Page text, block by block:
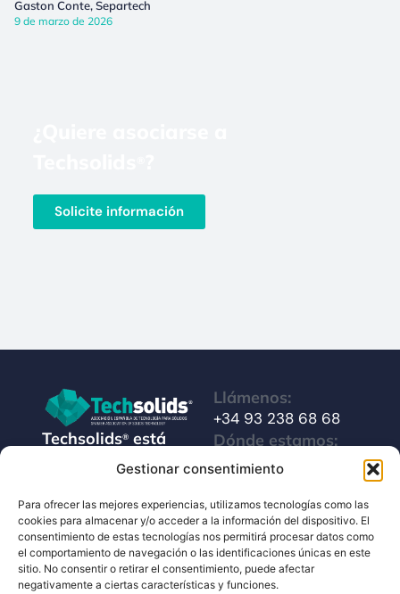
Gestionar consentimiento
Para ofrecer las mejores experiencias, utilizamos tecnologías como las
cookies para almacenar y/o acceder a la información del dispositivo. El
consentimiento de estas tecnologías nos permitirá procesar datos como
el comportamiento de navegación o las identificaciones únicas en este
sitio. No consentir o retirar el consentimiento, puede afectar
negativamente a ciertas características y funciones.
Gaston Conte, Separtech
9 de marzo de 2026
Solicite información
Techsolids®está
formado por las
integran toda la
tecnología y los
servicios para el
procesamiento de
Llámenos:
+34 93 238 68 68
Dónde estamos:
C/ Francisco Giner,
08012 Barcelona
Escríbanos:
info@techsolids.com